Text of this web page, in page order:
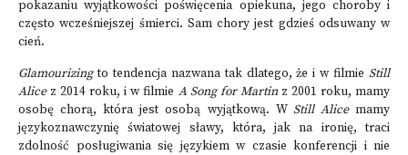
pokazaniu wyjątkowości poświęcenia opiekuna, jego choroby i
często wcześniejszej śmierci. Sam chory jest gdzieś odsuwany w
cień.
Glamourizingto tendencja nazwana tak dlatego, że i w filmieStill
Alice z 2014 roku, i w filmie A Song for Martin z 2001 roku, mamy
osobę chorą, która jest osobą wyjątkową. W Still Alicemamy
językoznawczynię światowej sławy, która, jak na ironię, traci
zdolność posługiwania się językiem w czasie konferencji i nie